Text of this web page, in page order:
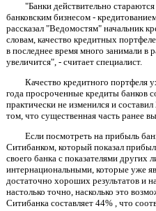
"Банки действительно стараются
банковским бизнесом -
рассказал "Ведомостям" начальник
словам, качество кредитных
в последнее время много занимали в
увеличится", - считает специалист.
Качество кредитного портфеля
года просроченные кредиты банков
практически не изменился и
том, что существенная часть ранее
Если посмотреть на прибыль
Ситибанком, который показал
своего банка с показателями
интернациональными, которые уже
достаточно хороших результатов и
настолько точно, насколько это
Ситибанка составляет 44% , что